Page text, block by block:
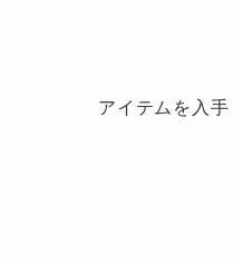
アイテムを入手